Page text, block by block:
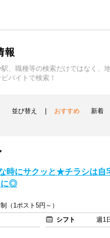
報
、職種等の検索だけではなく、
バイトで検索！
並び替え おすすめ 新着
時にサクッと★チラシは自
に◎
（1ポスト5円～）
シフト
週1